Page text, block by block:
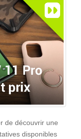
de découvrir une
disponibles